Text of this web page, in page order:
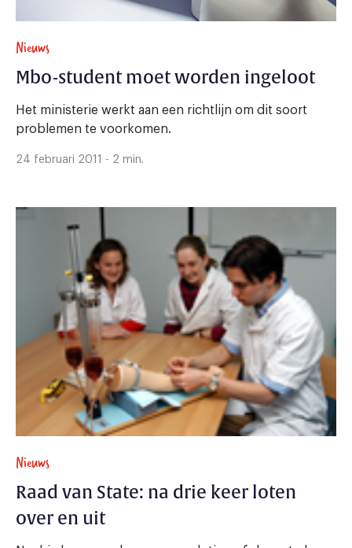
Nieuws
Mbo-student moet worden ingeloot
Het ministerie werkt aan een richtlijn om dit soort
problemen te voorkomen.
24 februari 2011 - 2 min.
Nieuws
Raad van State: na drie keer loten
over en uit